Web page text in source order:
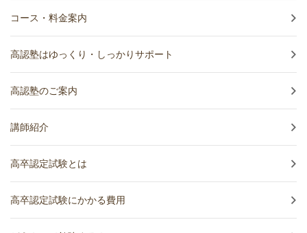
コース・料金案内
高認塾はゆっくり・しっかりサポート
高認塾のご案内
講師紹介
高卒認定試験とは
高卒認定試験にかかる費用